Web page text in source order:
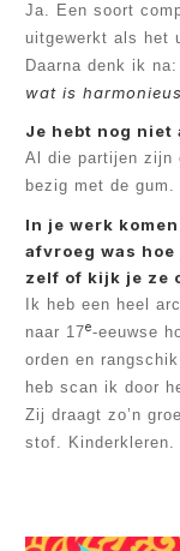
Ja. Een soort
uitgewerkt als het
Daarna denk ik na:
wat is
Je hebt nog
Al die partijen zijn
bezig met de gum.
In je werk
afvroeg was
zelf of kijk je ze
Ik heb een heel
naar 17e-eeuwse
orden en
heb scan ik door
Zij draagt zo’n
stof. Kinderkleren.